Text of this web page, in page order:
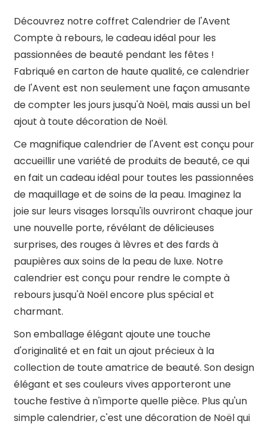
Découvrez notre coffret Calendrier de l'Avent
Compte à rebours, le cadeau idéal pour les
passionnées de beauté pendant les fêtes !
Fabriqué en carton de haute qualité, ce calendrier
de l'Avent est non seulement une façon amusante
de compter les jours jusqu'à Noël, mais aussi un bel
ajout à toute décoration de Noël.
Ce magnifique calendrier de l'Avent est conçu pour
accueillir une variété de produits de beauté, ce qui
en fait un cadeau idéal pour toutes les passionnées
de maquillage et de soins de la peau. Imaginez la
joie sur leurs visages lorsqu'ils ouvriront chaque jour
une nouvelle porte, révélant de délicieuses
surprises, des rouges à lèvres et des fards à
paupières aux soins de la peau de luxe. Notre
calendrier est conçu pour rendre le compte à
rebours jusqu'à Noël encore plus spécial et
charmant.
Son emballage élégant ajoute une touche
d'originalité et en fait un ajout précieux à la
collection de toute amatrice de beauté. Son design
élégant et ses couleurs vives apporteront une
touche festive à n'importe quelle pièce. Plus qu'un
simple calendrier, c'est une décoration de Noël qui